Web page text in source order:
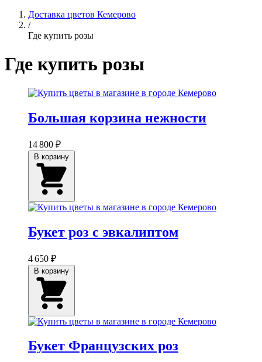
Доставка цветов Кемерово
/
Где купить розы
Где купить розы
Большая корзина нежности
14 800 ₽
Букет роз с эвкалиптом
4 650 ₽
Букет Французских роз